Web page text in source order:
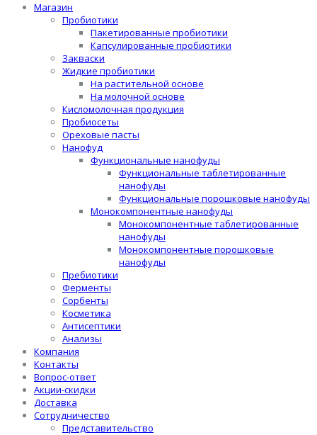
Магазин
Пробиотики
Пакетированные пробиотики
Капсулированные пробиотики
Закваски
Жидкие пробиотики
На растительной основе
На молочной основе
Кисломолочная продукция
Пробиосеты
Ореховые пасты
Нанофуд
Функциональные нанофуды
Функциональные таблетированные
нанофуды
Функциональные порошковые нанофуды
Монокомпонентные нанофуды
Монокомпонентные таблетированные
нанофуды
Монокомпонентные порошковые
нанофуды
Пребиотики
Ферменты
Сорбенты
Косметика
Антисептики
Анализы
Компания
Контакты
Вопрос-ответ
Акции-скидки
Доставка
Сотрудничество
Представительство